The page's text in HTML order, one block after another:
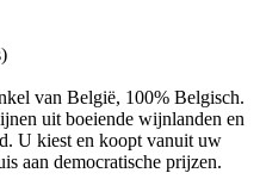
van België, 100% Belgisch.
uit boeiende wijnlanden en
U kiest en koopt vanuit uw
aan democratische prijzen.